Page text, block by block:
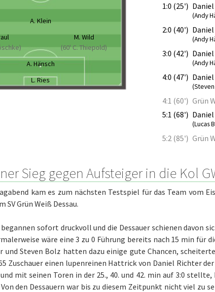
A. Klein
M. Wild
(60' C. Thiepold)
A. Hänsch
L. Ries
1:0 (25')
(Andy
2:0 (40')
(Andy
3:0 (42')
(Andy
4:0 (47')
4:1 (60') Grün
5:1 (68')
(Lucas
5:2 (85') Grün
Sieg gegen Aufsteiger in die Kol
kam es zum nächsten Testspiel für das Team vom
SV Grün Weiß Dessau.
sofort druckvoll und die Dessauer schienen davon
wäre eine 3 zu 0 Führung bereits nach 15 min für
und Steven Bolz hatten dazu einige gute Chancen,
Zuschauer einen lupenreinen Hattrick von Daniel Richter
mit seinen Toren in der 25., 40. und 42. min auf 3:0
den Dessauern war bis zu diesem Zeitpunkt nicht viel zu